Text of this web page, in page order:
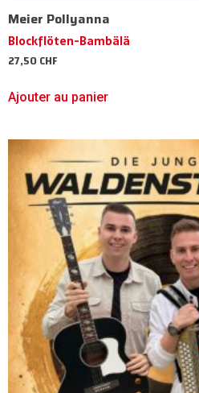
Meier Pollyanna
Blockflöten-Bambälä
27,50CHF
Ajouter au panier